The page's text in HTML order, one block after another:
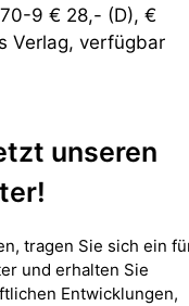
9 € 28,- (D), €
Verlag, verfügbar
unseren
tragen Sie sich ein
und erhalten Sie
Entwicklungen,